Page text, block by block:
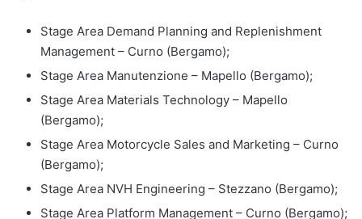
Stage Area Demand Planning and Replenishment
Management – Curno (Bergamo);
Stage Area Manutenzione – Mapello (Bergamo);
Stage Area Materials Technology – Mapello
(Bergamo);
Stage Area Motorcycle Sales and Marketing – Curno
(Bergamo);
Stage Area NVH Engineering – Stezzano (Bergamo);
Stage Area Platform Management – Curno (Bergamo);